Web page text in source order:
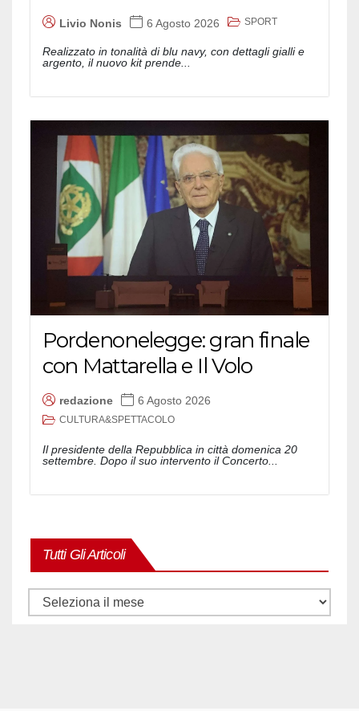
Livio Nonis 6 Agosto 2026 SPORT
Realizzato in tonalità di blu navy, con dettagli gialli e
argento, il nuovo kit prende...
Pordenonelegge: gran finale
con Mattarella e Il Volo
redazione 6 Agosto 2026
CULTURA&SPETTACOLO
Il presidente della Repubblica in città domenica 20
settembre. Dopo il suo intervento il Concerto...
Tutti Gli Articoli
Tutti